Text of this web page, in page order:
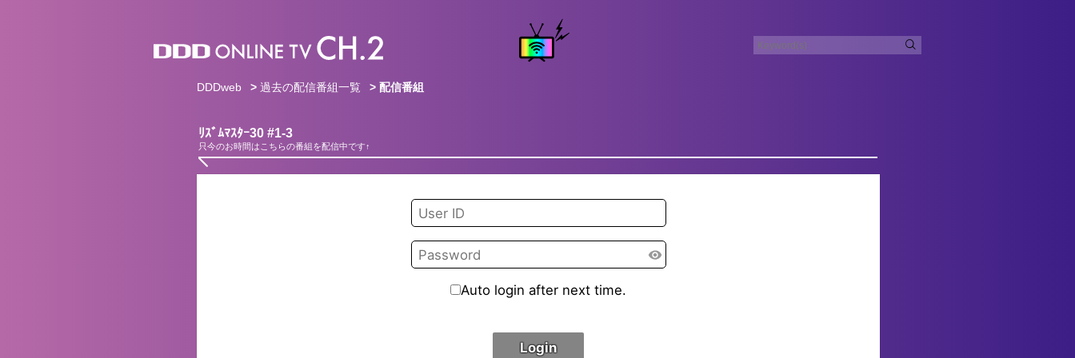
DDDweb > 過去の配信番組一覧 > 配信番組
ﾘｽﾞﾑﾏｽﾀｰ30 #1-3
只今のお時間はこちらの番組を配信中です↑